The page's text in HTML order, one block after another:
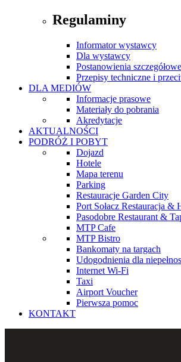
Regulaminy
Informator wystawcy
Dla wystawcy
Postanowienia
Przepisy techniczne i
DLA MEDIÓW
Informacje prasowe
Materiały do pobrania
Akredytacje
AKTUALNOŚCI
PODRÓŻ I POBYT
Dojazd
Hotele
Mapa terenu
Parking
Restauracje Garden City
Port Sołacz Restauracja &
Pasodobre Restaurant &
MTP Cafe
MTP Bistro
Bankomaty na targach
Udogodnienia dla
Internet Wi-Fi
Taxi
Airport Voucher
Pierwsza pomoc
KONTAKT